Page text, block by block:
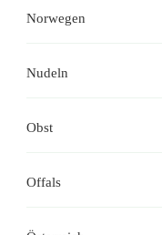
Norwegen
Nudeln
Obst
Offals